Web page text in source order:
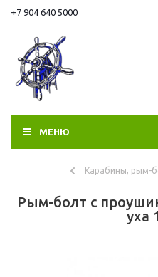
+7 904 640 5000
МЕНЮ
Карабины, рым-
Рым-болт с
уха